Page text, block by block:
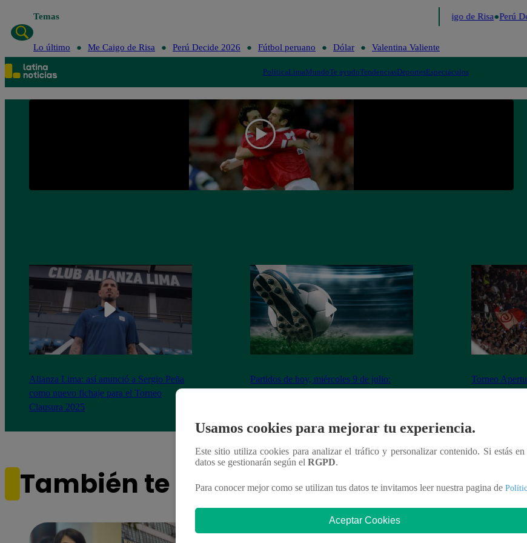
Temas Me Caigo de Risa Perú
Lo último Me Caigo de Risa Perú Decide 2026 Fútbol peruano Dólar Valentina Valiente
PolíticaLimaMundoTe ayudoTendenciasDeportesEspectáculos
Alianza Lima: así anunció a Sergio Peña
como nuevo fichaje para el Torneo
Clausura 2025
Partidos de hoy, miércoles 9 de julio:
Torneo
También te puede interesar
Usamos cookies para mejorar tu experiencia.
Este sitio utiliza cookies para analizar el tráfico y personalizar contenido. Si estás
datos se gestionarán según el RGPD.
Para conocer mejor como se utilizan tus datos te invitamos leer nuestra pagina de
Aceptar Cookies